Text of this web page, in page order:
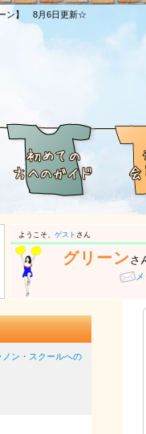
ーン】 8月6日更新☆
ようこそ、 ゲスト さん
グリーン さ
ン・スクールへの